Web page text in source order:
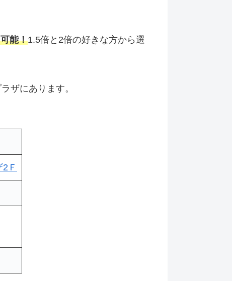
能！1.5倍と2倍の好きな方から選
ザにあります。
Ｆ